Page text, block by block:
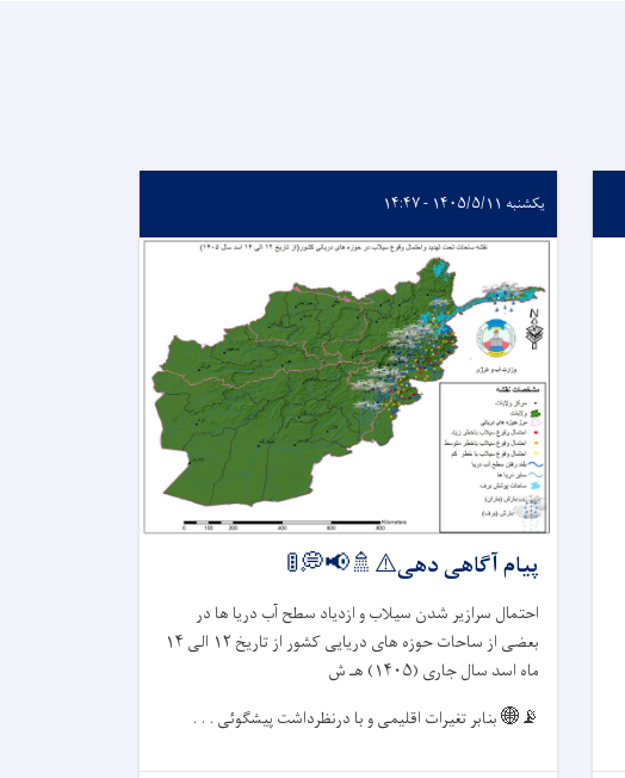
یکشنبه ۱۴۰۵/۵/۱۱ - ۱۴:۴۷
پیام آگاهی دهی⚠️🚿📢💭🚦
احتمال سرازیر شدن سیلاب و ازدیاد سطح آب دریا ها در
بعضی از ساحات حوزه های دریایی کشور از تاریخ ۱۲ الی ۱۴
ماه اسد سال جاری (۱۴۰۵) هـ ش
📡🌐بنابر تغیرات اقلیمی و با درنظرداشت پیشگوئی . . .